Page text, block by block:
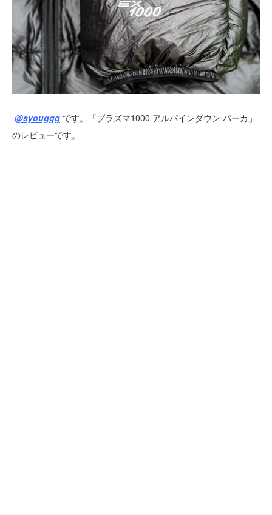
@syouggg です。「プラズマ1000 アルパインダウン パーカ」
のレビューです。